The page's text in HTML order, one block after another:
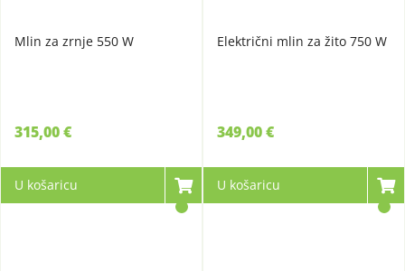
Mlin za zrnje 550 W
315,00 €
U košaricu
Električni mlin za žito 750 W
349,00 €
U košaricu